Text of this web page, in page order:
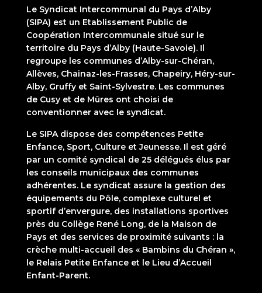
Le Syndicat Intercommunal du Pays d’Alby
(SIPA) est un Etablissement Public de
Coopération Intercommunale situé sur le
territoire du Pays d’Alby (Haute-Savoie). Il
regroupe les communes d’Alby-sur-Chéran,
Allèves, Chainaz-les-Frasses, Chapeiry, Héry-sur-
Alby, Gruffy et Saint-Sylvestre. Les communes
de Cusy et de Mûres ont choisi de
conventionner avec le syndicat.
Le SIPA dispose des compétences Petite
Enfance, Sport, Culture et Jeunesse. Il est géré
par un comité syndical de 25 délégués élus par
les conseils municipaux des communes
adhérentes. Le syndicat assure la gestion des
équipements du Pôle, complexe culturel et
sportif d’envergure, des installations sportives
près du Collège René Long, de la Maison de
Pays et des services de proximité suivants : la
crèche multi-accueil des « Bambins du Chéran »,
le Relais Petite Enfance et le Lieu d’Accueil
Enfant-Parent.